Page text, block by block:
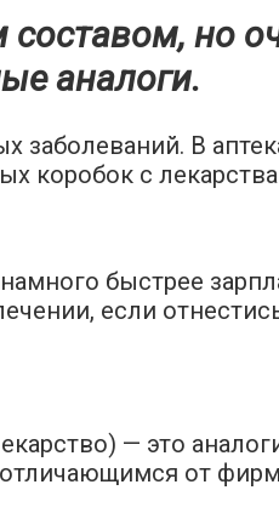
но
аналоги.
заболеваний. В
коробок с
быстрее
если
— это
от